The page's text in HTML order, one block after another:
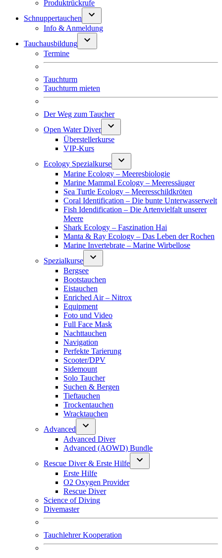
Produktrückrufe
Schnuppertauchen
Info & Anmeldung
Tauchausbildung
Termine
Tauchturm
Tauchturm mieten
Der Weg zum Taucher
Open Water Diver
Überstellerkurse
VIP-Kurs
Ecology Spezialkurse
Marine Ecology – Meeresbiologie
Marine Mammal Ecology – Meeressäuger
Sea Turtle Ecology – Meeresschildkröten
Coral Identification – Die bunte Unterwasserwelt
Fish Idendification – Die Artenvielfalt unserer
Meere
Shark Ecology – Faszination Hai
Manta & Ray Ecology – Das Leben der Rochen
Marine Invertebrate – Marine Wirbellose
Spezialkurse
Bergsee
Bootstauchen
Eistauchen
Enriched Air – Nitrox
Equipment
Foto und Video
Full Face Mask
Nachttauchen
Navigation
Perfekte Tarierung
Scooter/DPV
Sidemount
Solo Taucher
Suchen & Bergen
Tieftauchen
Trockentauchen
Wracktauchen
Advanced
Advanced Diver
Advanced (AOWD) Bundle
Rescue Diver & Erste Hilfe
Erste Hilfe
O2 Oxygen Provider
Rescue Diver
Science of Diving
Divemaster
Tauchlehrer Kooperation